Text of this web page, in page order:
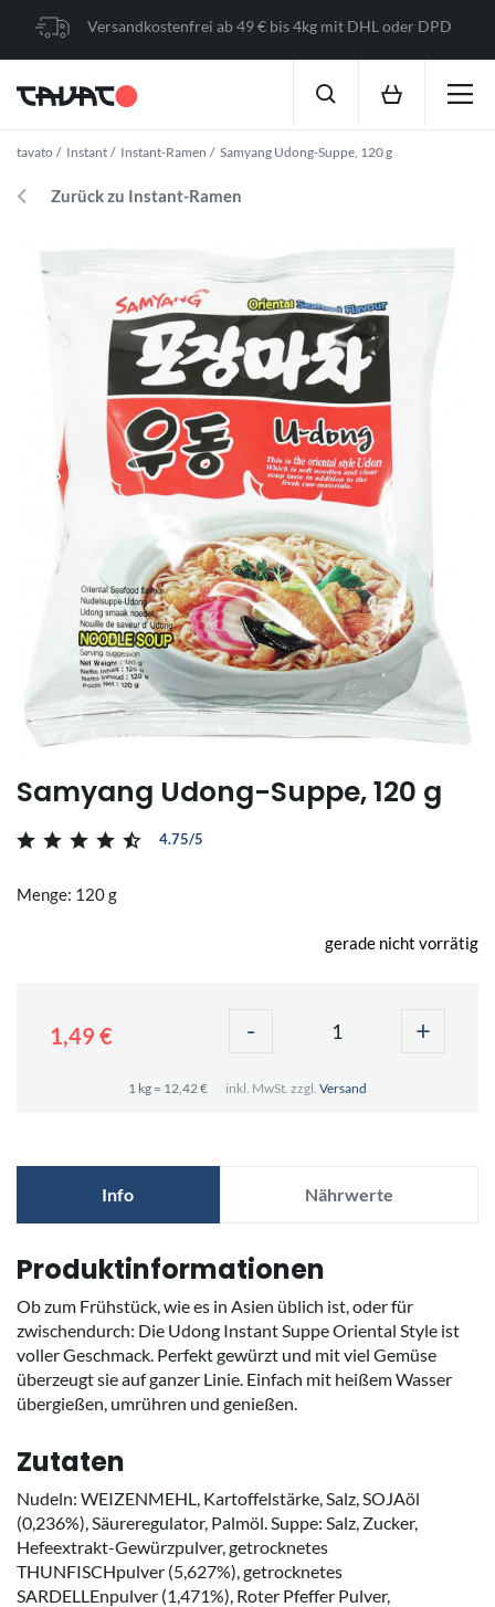
Versandkostenfrei ab 49 € bis 4kg mit DHL oder DPD
tavato Instant Instant-Ramen Samyang Udong-Suppe, 120 g
Zurück zu Instant-Ramen
Samyang Udong-Suppe, 120 g
4.75/5
Menge: 120 g
gerade nicht vorrätig
1,49 € - +
1 kg = 12,42 € inkl. MwSt. zzgl. Versand
Info Nährwerte
Produktinformationen
Ob zum Frühstück, wie es in Asien üblich ist, oder für
zwischendurch: Die Udong Instant Suppe Oriental Style ist
voller Geschmack. Perfekt gewürzt und mit viel Gemüse
überzeugt sie auf ganzer Linie. Einfach mit heißem Wasser
übergießen, umrühren und genießen.
Zutaten
Nudeln: WEIZENMEHL, Kartoffelstärke, Salz, SOJAöl
(0,236%), Säureregulator, Palmöl. Suppe: Salz, Zucker,
Hefeextrakt-Gewürzpulver, getrocknetes
THUNFISCHpulver (5,627%), getrocknetes
SARDELLEnpulver (1,471%), Roter Pfeffer Pulver,